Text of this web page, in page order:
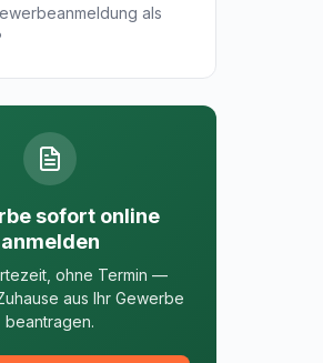
als
sofort online
anmelden
ohne Termin —
aus Ihr Gewerbe
beantragen.